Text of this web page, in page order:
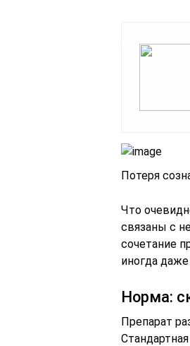
Потеря
Что
связаны с
сочетание
иногда
Норма:
Препарат